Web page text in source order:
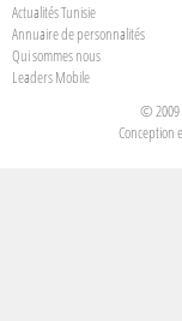
Actualités Tunisie
Annuaire de personnalités
Qui sommes nous
Leaders Mobile
© 2009
Conception